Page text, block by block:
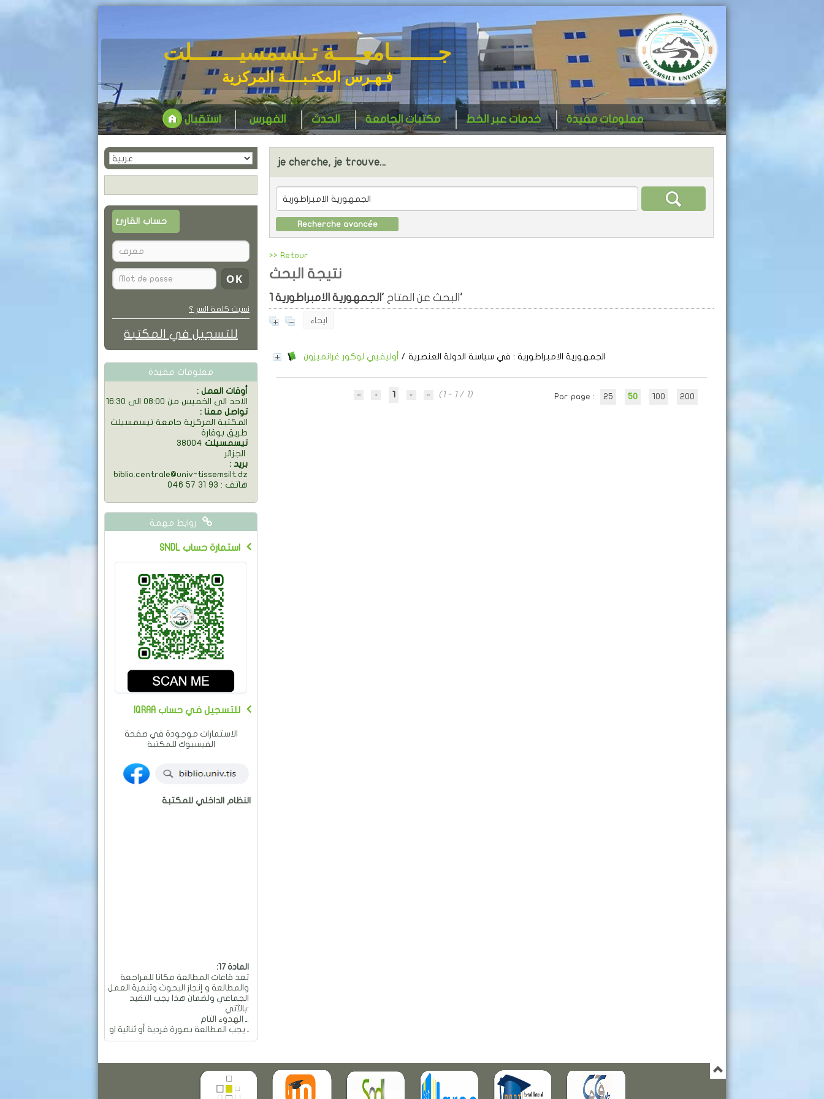
جـــــــامعــــة تـيسمسيـــــــلت
فـهـرس المكتـبــــة المركزية
الفهرس الحدث مكتبات الجامعة خدمات عبر الخط معلومات مفيدة استقبال
je cherche, je trouve...
Recherche avancée
>> Retour
نتيجة البحث
1 البحث عن المتاح 'الجمهورية الامبراطورية'
ايحاء
الجمهورية الامبراطورية : في سياسة الدولة العنصرية / أوليفيي لوكور غرانميزون
1 (1 - 1 / 1) Par page : 25 50 100 200
حساب القارئ
نسيت كلمة السر ؟
للتسجيل في المكتبة
معلومات مفيدة
: أوقات العمل
الاحد الى الخميس من 08:00 الى 16:30
: تواصل معنا
المكتبة المركزية جامعة تيسمسيلت
طريق بوقارة
38004 تيسمسيلت
: بريد
biblio.centrale@univ-tissemsilt.dz
046 57 31 93 : هاتف
روابط مهمة
SNDL استمارة حساب
IQRAA للتسجيل في حساب
الاستمارات موجودة في صفحة
الفيسبوك للمكتبة
النظام الداخلي للمكتبة
تعد قاعات المطالعة مكانا للمراجعة
والمطالعة و إنجاز البحوث وتنمية العمل
الجماعي ولضمان هذا يجب التقيد
بالآتي:
ـ الهدوء التام.
ـ يجب المطالعة بصورة فردية أو ثنائية او
جماعية و بهدوء تام.
ـ ممنوع العمل الجماعي والمناقشات
والضجيج داخل القاعة.
ـ ممنوع تجاوز عدد المقاعد المسموح